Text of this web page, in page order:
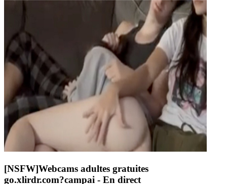
[NSFW]Webcams adultes gratuites
go.xlirdr.com?campai - En direct